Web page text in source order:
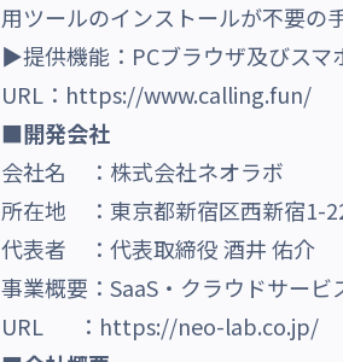
用ツールのインストールが不要の
▶提供機能：PCブラウザ及びスマ
URL： https://www.calling.fun/
■開発会社
会社名 ：株式会社ネオラボ
所在地 ：東京都新宿区西新宿1-
代表者 ：代表取締役 酒井 佑介
事業概要：SaaS・クラウドサー
URL ： https://neo-lab.co.jp/